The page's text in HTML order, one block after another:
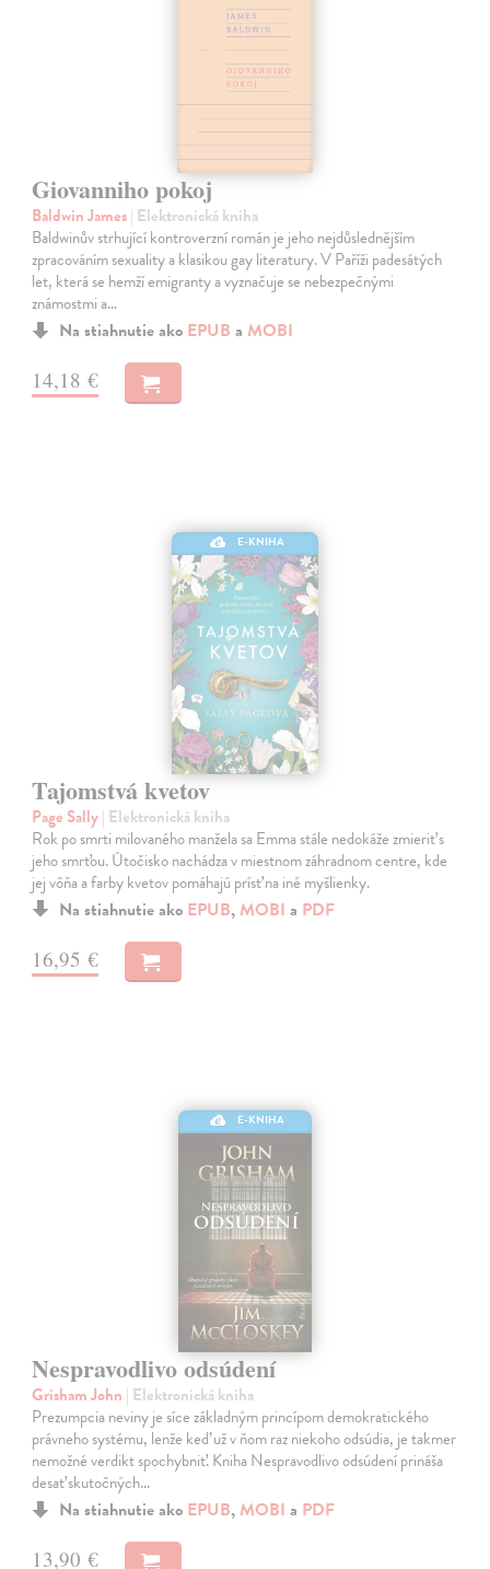
Giovanniho pokoj
Baldwin James| Elektronická kniha
Baldwinův strhující kontroverzní román je jeho nejdůslednějším
zpracováním sexuality a klasikou gay literatury. V Paříži padesátých
let, která se hemží emigranty a vyznačuje se nebezpečnými
známostmi a…
Na stiahnutie ako EPUB a MOBI
14,18 €
E-KNIHA
Tajomstvá kvetov
Page Sally| Elektronická kniha
Rok po smrti milovaného manžela sa Emma stále nedokáže zmieriť s
jeho smrťou. Útočisko nachádza v miestnom záhradnom centre, kde
jej vôňa a farby kvetov pomáhajú prísť na iné myšlienky.
Na stiahnutie ako EPUB, MOBI a PDF
16,95 €
E-KNIHA
Nespravodlivo odsúdení
Grisham John | Elektronická kniha
Prezumpcia neviny je síce základným princípom demokratického
právneho systému, lenže keď už v ňom raz niekoho odsúdia, je takmer
nemožné verdikt spochybniť. Kniha Nespravodlivo odsúdení prináša
desať skutočných…
Na stiahnutie ako EPUB, MOBI a PDF
13,90 €